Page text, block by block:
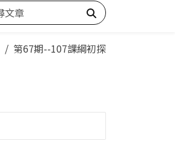
搜尋
第67期--107課綱初探